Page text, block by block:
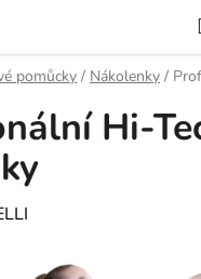
pomůcky / Nákolenky /
Hi-